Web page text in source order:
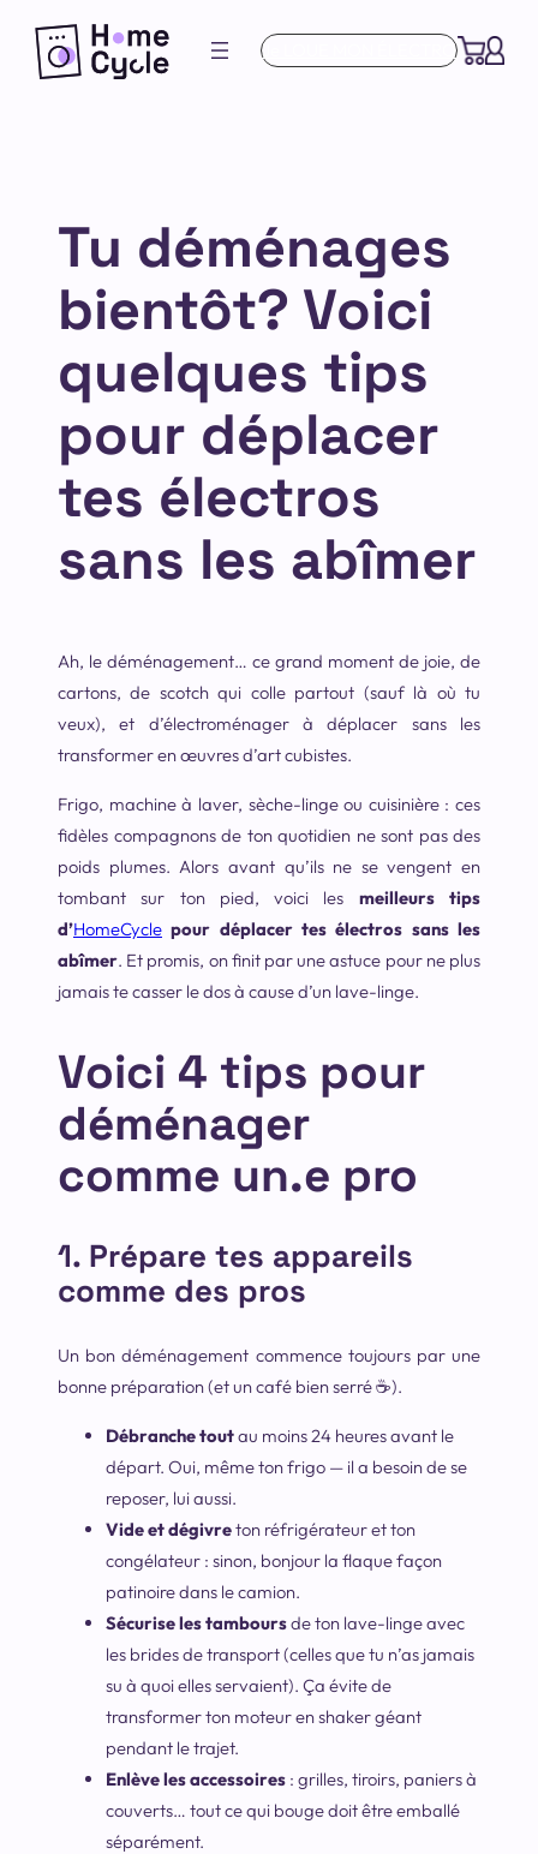
Aller
contenu
Je LOUE MON ÉLECTRO
Tu déménages
bientôt? Voici
quelques tips
pour déplacer
tes électros
sans les abîmer
Ah, le déménagement… ce grand moment de joie, de
cartons, de scotch qui colle partout (sauf là où tu
veux), et d’électroménager à déplacer sans les
transformer en œuvres d’art cubistes.
Frigo, machine à laver, sèche-linge ou cuisinière : ces
fidèles compagnons de ton quotidien ne sont pas des
poids plumes. Alors avant qu’ils ne se vengent en
tombant sur ton pied, voici les meilleurs tips
d’HomeCycle pour déplacer tes électros sans les
abîmer. Et promis, on finit par une astuce pour ne plus
jamais te casser le dos à cause d’un lave-linge.
Voici 4 tips pour
déménager
comme un.e pro
1. Prépare tes appareils
comme des pros
Un bon déménagement commence toujours par une
bonne préparation (et un café bien serré ☕).
Débranche toutau moins 24 heures avant le
départ. Oui, même ton frigo — il a besoin de se
reposer, lui aussi.
Vide et dégivreton réfrigérateur et ton
congélateur : sinon, bonjour la flaque façon
patinoire dans le camion.
Sécurise les tamboursde ton lave-linge avec
les brides de transport (celles que tu n’as jamais
su à quoi elles servaient). Ça évite de
transformer ton moteur en shaker géant
pendant le trajet.
Enlève les accessoires : grilles, tiroirs, paniers à
couverts… tout ce qui bouge doit être emballé
séparément.